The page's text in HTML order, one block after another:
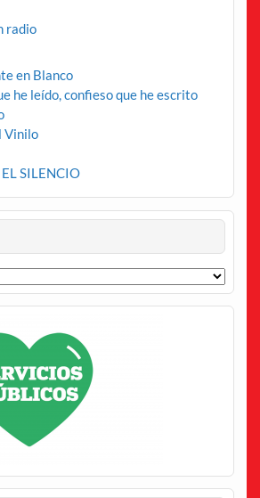
radio
en Blanco
he leído, confieso que he escrito
Vinilo
SILENCIO